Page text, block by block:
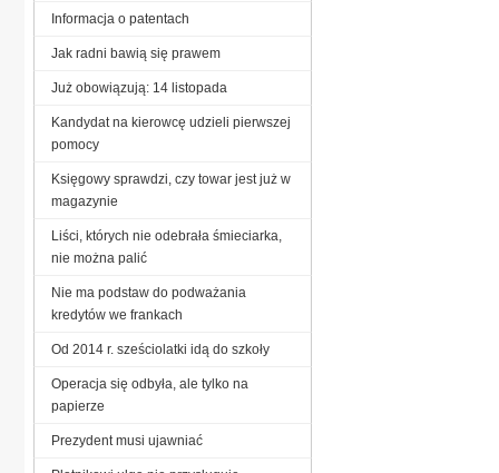
Informacja o patentach
Jak radni bawią się prawem
Już obowiązują: 14 listopada
Kandydat na kierowcę udzieli pierwszej
pomocy
Księgowy sprawdzi, czy towar jest już w
magazynie
Liści, których nie odebrała śmieciarka,
nie można palić
Nie ma podstaw do podważania
kredytów we frankach
Od 2014 r. sześciolatki idą do szkoły
Operacja się odbyła, ale tylko na
papierze
Prezydent musi ujawniać